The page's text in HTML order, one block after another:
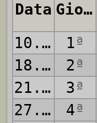
Data Giornata
10.09.2004
1ª
18.09.2004
2ª
21.09.2004
3ª
27.09.2004
4ª